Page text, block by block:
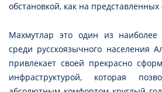
обстановкой, как на представленных
Махмутлар это один из наиболее
среди русскоязычного населения
привлекает своей прекрасно
инфраструктурой, которая